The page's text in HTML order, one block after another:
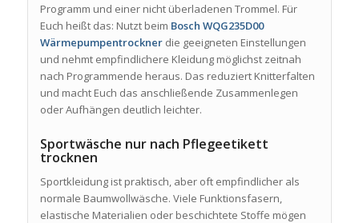
Programm und einer nicht überladenen Trommel. Für
Euch heißt das: Nutzt beim Bosch WQG235D00
Wärmepumpentrocknerdie geeigneten Einstellungen
und nehmt empfindlichere Kleidung möglichst zeitnah
nach Programmende heraus. Das reduziert Knitterfalten
und macht Euch das anschließende Zusammenlegen
oder Aufhängen deutlich leichter.
Sportwäsche nur nach Pflegeetikett
trocknen
Sportkleidung ist praktisch, aber oft empfindlicher als
normale Baumwollwäsche. Viele Funktionsfasern,
elastische Materialien oder beschichtete Stoffe mögen